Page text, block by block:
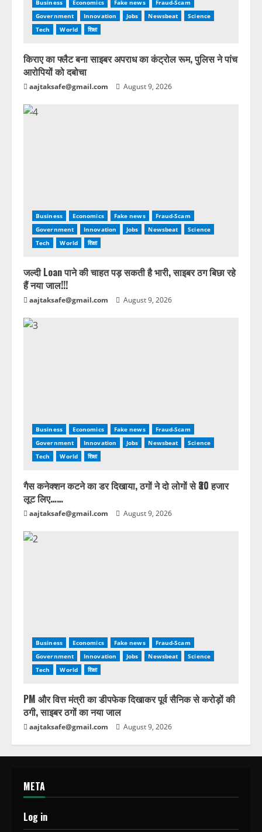
Business Economics Fake news
Fraud-Scam
Government
Innovation Jobs Newsbeat
Science
Tech
World शिक्षा
किराए का फ्लैट बना साइबर अपराध का कंट्रोल रूम, पुलिस ने पांच
आरोपियों को दबोचा
aajtaksafe@gmail.com August 9, 2026
Business Economics Fake news
Fraud-Scam
Government
Innovation Jobs Newsbeat
Science
Tech
World शिक्षा
जल्दी Loan पाने की चाहत पड़ सकती है भारी, साइबर ठग बिछा रहे
हैं नया जाल!!!
aajtaksafe@gmail.com August 9, 2026
Business Economics Fake news
Fraud-Scam
Government
Innovation Jobs Newsbeat
Science
Tech
World शिक्षा
गैस कनेक्शन कटने का डर दिखाया, ठगों ने दो लोगों से ₹30 हजार
लूट लिए……
aajtaksafe@gmail.com August 9, 2026
Business Economics Fake news
Fraud-Scam
Government
Innovation Jobs Newsbeat
Science
Tech
World शिक्षा
PM और वित्त मंत्री का डीपफेक दिखाकर पूर्व सैनिक से करोड़ों की
ठगी, साइबर ठगों का नया जाल
aajtaksafe@gmail.com August 9, 2026
META
Log in